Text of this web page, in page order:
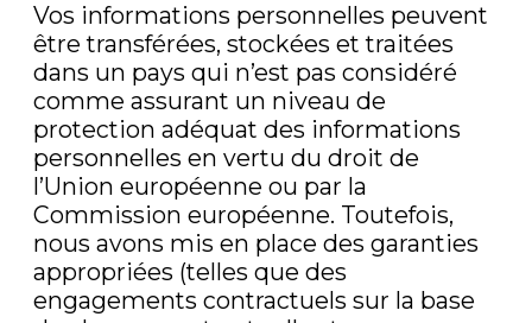
Vos informations personnelles peuvent
être transférées, stockées et traitées
dans un pays qui n’est pas considéré
comme assurant un niveau de
protection adéquat des informations
personnelles en vertu du droit de
l’Union européenne ou par la
Commission européenne. Toutefois,
nous avons mis en place des garanties
appropriées (telles que des
engagements contractuels sur la base